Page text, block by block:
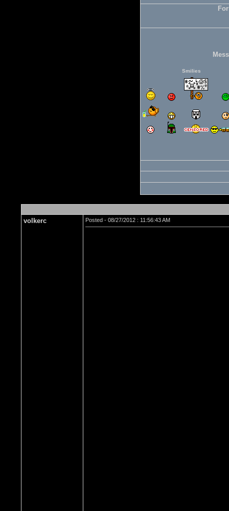
Smilies
volkerc Posted - 08/27/2012 : 11:56:43 AM